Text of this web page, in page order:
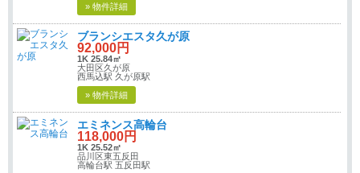
» 物件詳細
ブランシエスタ久が原
92,000円
1K 25.84㎡
大田区久が原
西馬込駅 久が原駅
» 物件詳細
エミネンス高輪台
118,000円
1K 25.52㎡
品川区東五反田
高輪台駅 五反田駅